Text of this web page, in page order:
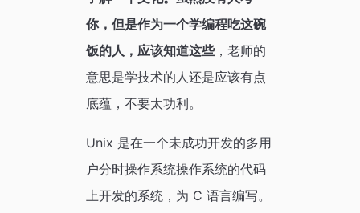
你，但是作为一个学编程吃这碗
饭的人，应该知道这些，老师的
意思是学技术的人还是应该有点
底蕴，不要太功利。
Unix 是在一个未成功开发的多用
户分时操作系统操作系统的代码
上开发的系统，为 C 语言编写。